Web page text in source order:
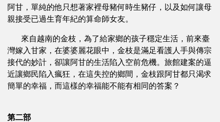
阿甘，單純的他只想著家裡母豬何時生豬仔，以及如何讓母
親接受已過生育年紀的算命師女友。
來自越南的金枝，為了給家鄉的孩子穩定生活，前來臺
灣嫁入甘家，在婆婆麗花眼中，金枝是滿足看護人手與傳宗
接代的妙計，卻讓阿甘的生活陷入空前危機。旅館建案的逼
近讓鄉民陷入瘋狂，在這失控的鄉間，金枝跟阿甘都只渴求
簡單的幸福，而這樣的幸福能不能有相同的答案？
第二部